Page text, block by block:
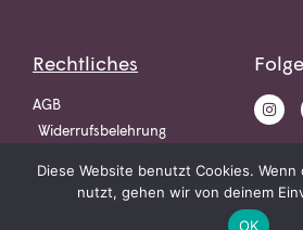
Rechtliches
AGB
Widerrufsbelehrung
Diese Website benutzt Cookies.
nutzt, gehen wir von deinem
OK